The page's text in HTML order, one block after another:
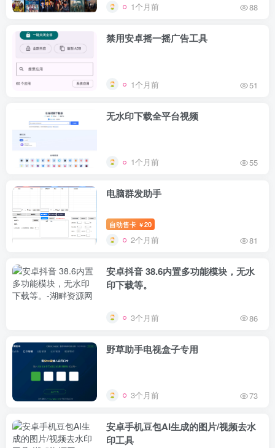
1个月前 88
禁用安卓摇一摇广告工具
1个月前 51
无水印下载全平台视频
1个月前 55
电脑群发助手
自动售卡 ￥20
2个月前 81
安卓抖音 38.6内置多功能模块，无水
印下载等。
3个月前 86
野草助手电视盒子专用
3个月前 73
安卓手机豆包AI生成的图片/视频去水
印工具